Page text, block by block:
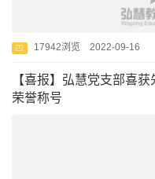
17942浏览 2022-09-16
【喜报】弘慧党支部喜
荣誉称号